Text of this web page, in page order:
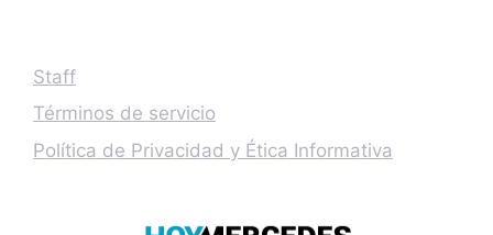
Staff
Términos de servicio
Política de Privacidad y Ética Informativa